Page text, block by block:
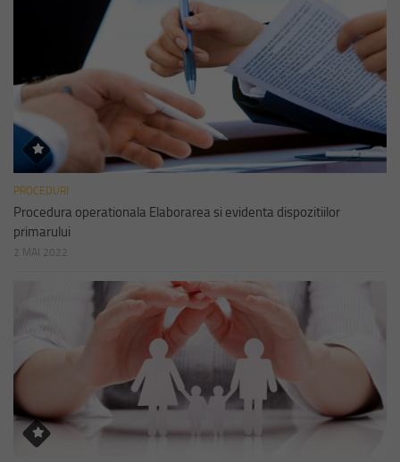
PROCEDURI
Procedura operationala Elaborarea si evidenta dispozitiilor
primarului
2 MAI 2022